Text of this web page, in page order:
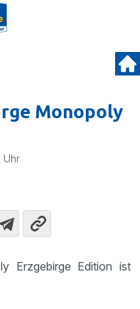
Monopoly
Uhr
Erzgebirge Edition ist